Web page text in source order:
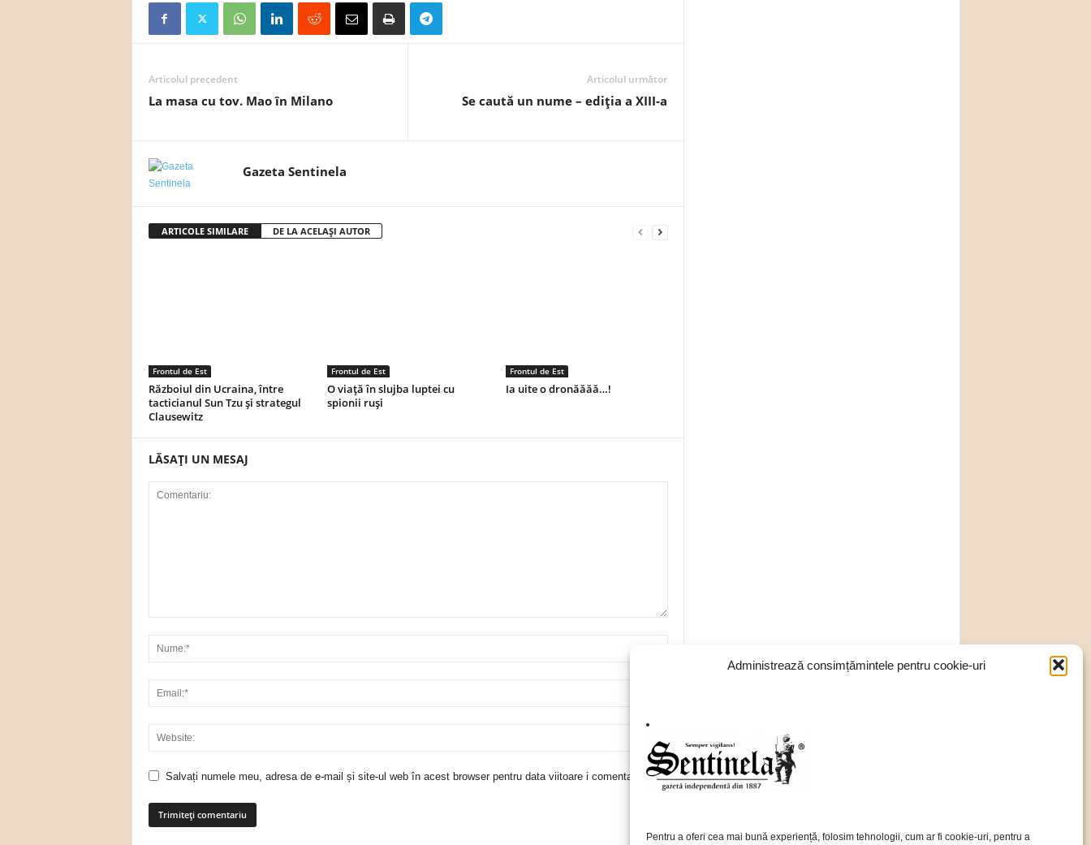
Administrează consimțămintele pentru cookie-uri
Pentru a oferi cea mai bună experiență, folosim tehnologii, cum ar fi cookie-uri, pentru a
Articolul precedent
La masa cu tov. Mao în Milano
Articolul următor
Se caută un nume – ediția a XIII-a
Gazeta Sentinela
ARTICOLE SIMILARE DE LA ACELAȘI AUTOR
Frontul de Est
Războiul din Ucraina, între
tacticianul Sun Tzu și strategul
Clausewitz
Frontul de Est
O viață în slujba luptei cu
spionii ruși
Frontul de Est
Ia uite o dronăăăă…!
LĂSAȚI UN MESAJ
Salvați numele meu, adresa de e-mail și site-ul web în acest browser pentru data viitoare i comentariu.